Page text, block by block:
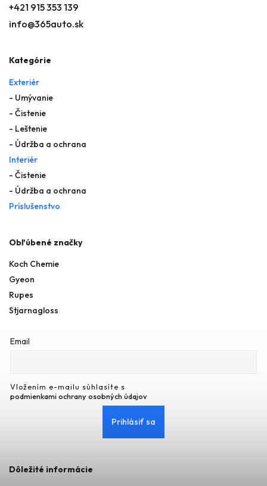
+421 915 353 139
info@365auto.sk
Kategórie
Exteriér
- Umývanie
- Čistenie
- Leštenie
- Údržba a ochrana
Interiér
- Čistenie
- Údržba a ochrana
Príslušenstvo
Obľúbené značky
Koch Chemie
Gyeon
Rupes
Stjarnagloss
Email
Vložením e-mailu súhlasíte s
podmienkami ochrany osobných údajov
Prihlásiť sa
Dôležité informácie